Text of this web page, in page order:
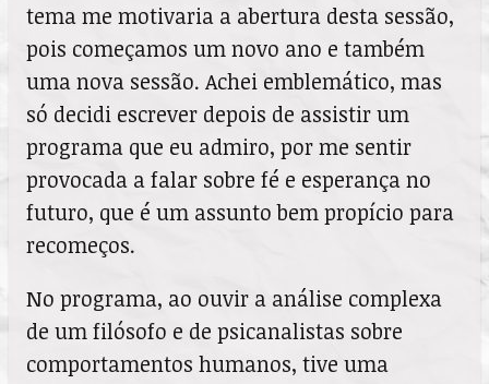
tema me motivaria a abertura desta sessão,
pois começamos um novo ano e também
uma nova sessão. Achei emblemático, mas
só decidi escrever depois de assistir um
programa que eu admiro, por me sentir
provocada a falar sobre fé e esperança no
futuro, que é um assunto bem propício para
recomeços.
No programa, ao ouvir a análise complexa
de um filósofo e de psicanalistas sobre
comportamentos humanos, tive uma